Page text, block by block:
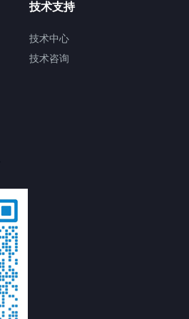
技术支持
技术中心
技术咨询